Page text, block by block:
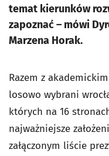
temat kierunków
zapoznać – mówi
Marzena Horak.
Razem z
losowo wybrani
których na 16
najważniejsze
załączonym liście